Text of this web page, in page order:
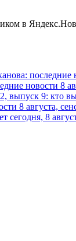
в
новости 8
выпуск 9: кто
8 августа,
сегодня, 8